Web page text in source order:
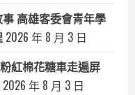
高雄客委會青年學
2026 年 8 月 3 日
紅棉花糖車走遍屏
2026 年 8 月 3 日